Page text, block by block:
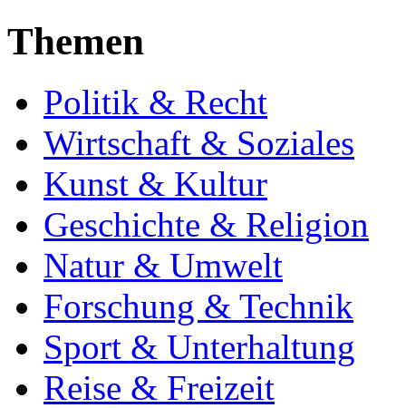
Themen
Politik & Recht
Wirtschaft & Soziales
Kunst & Kultur
Geschichte & Religion
Natur & Umwelt
Forschung & Technik
Sport & Unterhaltung
Reise & Freizeit